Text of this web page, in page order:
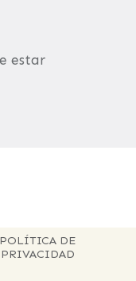
estar
POLÍTICA DE
PRIVACIDAD